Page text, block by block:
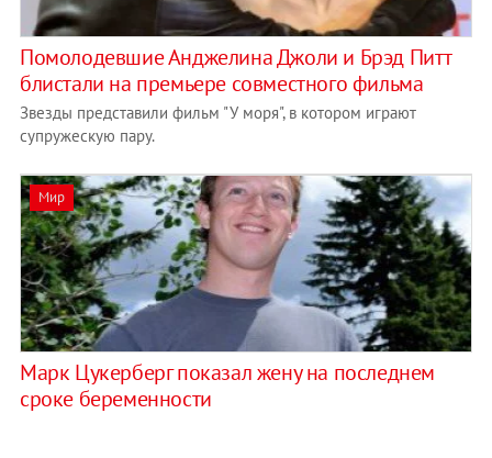
Помолодевшие Анджелина Джоли и Брэд Питт
блистали на премьере совместного фильма
Звезды представили фильм "У моря", в котором играют
супружескую пару.
Мир
Марк Цукерберг показал жену на последнем
сроке беременности